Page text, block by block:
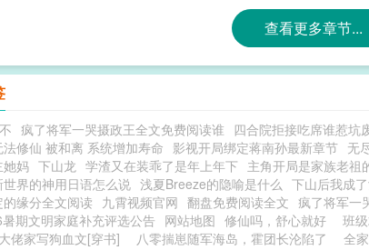
查看更多章节...
疯了将军一哭摄政王全文免费阅读谁 四合院拒接吃席谁惹坑
法修仙 被和离 系统增加寿命 影视开局绑定蒋南孙最新章节 无
她妈 下山龙 学渣又在装乖了是年上年下 主角开局是家族老祖
界的神用日语怎么说 浅夏Breeze的隐喻是什么 下山后我成
缘分全文阅读 九霄视频官网 翻盘免费阅读全文 疯了将军一
期文明家庭补充评选公告
网站地图 修仙吗，舒心就好 班
佬家写狗血文[穿书] 八零揣崽随军海岛，霍团长沦陷了 全